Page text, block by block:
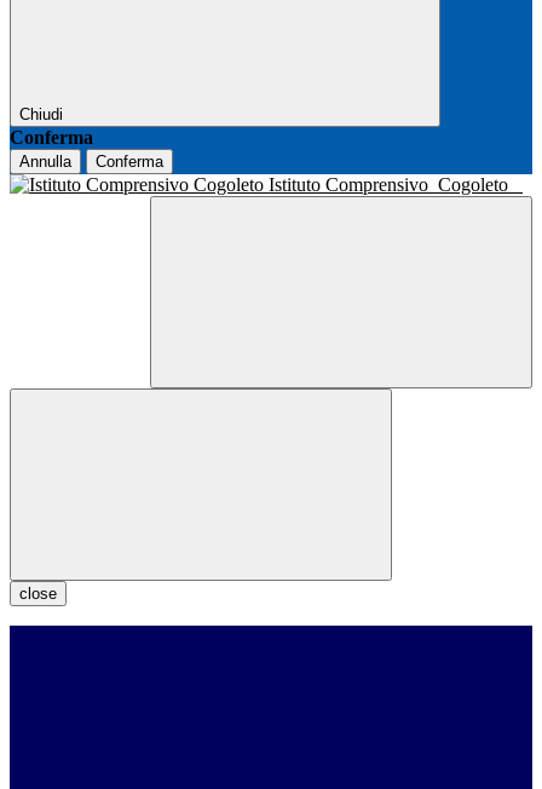
Chiudi
Conferma
Annulla Conferma
Istituto Comprensivo Cogoleto
close